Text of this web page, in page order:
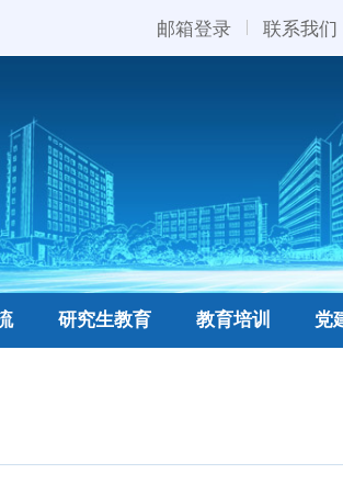
邮箱登录 联系我们
研究生教育 教育培训 党